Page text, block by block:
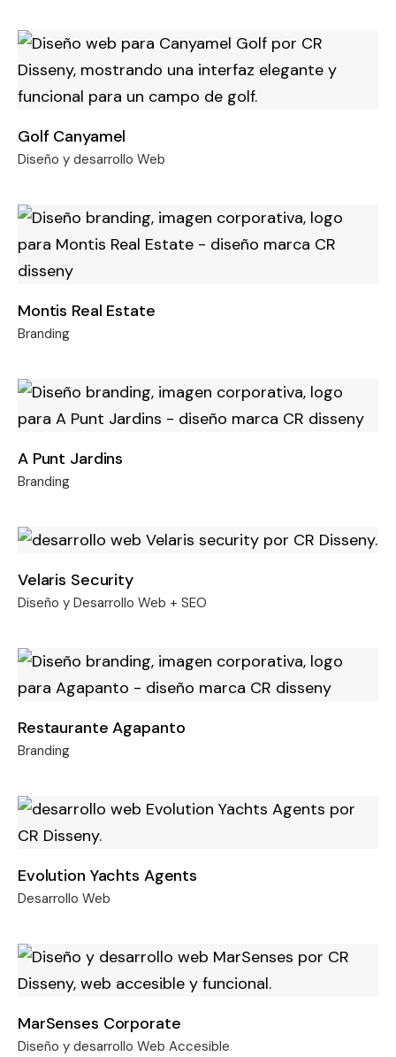
Golf Canyamel
Diseño y desarrollo Web
Montis Real Estate
Branding
A Punt Jardins
Branding
Velaris Security
Diseño y Desarrollo Web + SEO
Restaurante Agapanto
Branding
Evolution Yachts Agents
Desarrollo Web
MarSenses Corporate
Diseño y desarrollo Web Accesible